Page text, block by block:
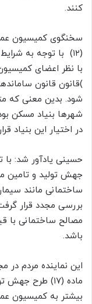
کنند.
سخنگوی کمیسیون
(۱۲) با توجه به
)قانون قانون
شود. بدین معنی که
شهرها بنیاد مسکن
در اختیار این بنیاد
جهش تولید و تامین
ساختمانی مانند
بررسی مجدد قرار
مصالح ساختمانی با
باشد.
این نماینده مردم
ماده (۱۷) طرح
بیشتر به کمیسیون